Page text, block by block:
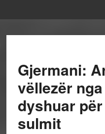
Gjermani:
vëllezër
dyshuar
sulmit